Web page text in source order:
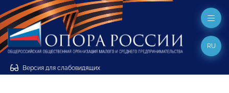
Версия для слабовидящих
RU